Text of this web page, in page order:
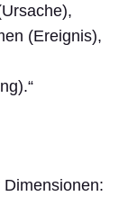
(Ereignis),